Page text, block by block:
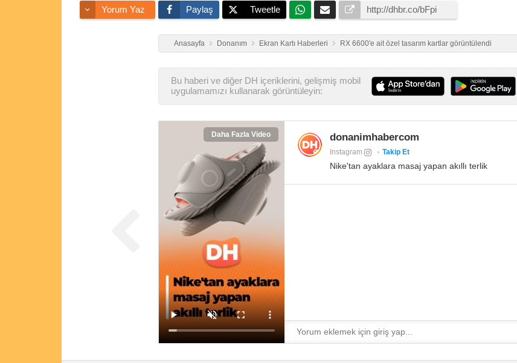
Yorum Yaz Paylaş Tweetle
Anasayfa Donanım Ekran Kartı Haberleri RX 6600'e ait özel tasarım kartlar görüntülendi
Bu haberi ve diğer DH içeriklerini, gelişmiş mobil
uygulamamızı kullanarak görüntüleyin:
Daha Fazla Video donanimhabercom
Instagram Takip Et
Nike'tan ayaklara masaj yapan akıllı terlik